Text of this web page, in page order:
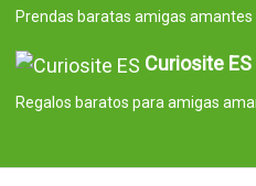
Prendas baratas amigas amantes
Curiosite ES
Regalos baratos para amigas